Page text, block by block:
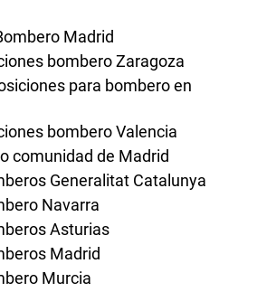
Madrid
bombero Zaragoza
para bombero en
bombero Valencia
comunidad de Madrid
Generalitat Catalunya
Navarra
Asturias
Madrid
Murcia